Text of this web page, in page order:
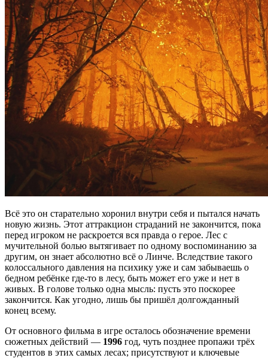
Всё это он старательно хоронил внутри себя и пытался начать
новую жизнь. Этот аттракцион страданий не закончится, пока
перед игроком не раскроется вся правда о герое. Лес с
мучительной болью вытягивает по одному воспоминанию за
другим, он знает абсолютно всё о Линче. Вследствие такого
колоссального давления на психику уже и сам забываешь о
бедном ребёнке где-то в лесу, быть может его уже и нет в
живых. В голове только одна мысль: пусть это поскорее
закончится. Как угодно, лишь бы пришёл долгожданный
конец всему.
От основного фильма в игре осталось обозначение времени
сюжетных действий — 1996 год, чуть позднее пропажи трёх
студентов в этих самых лесах; присутствуют и ключевые